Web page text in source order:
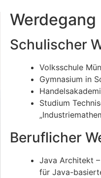
Werdegang
Schulischer
Volksschule
Gymnasium in
Studium
Beruflicher
Java Architekt
für Java-